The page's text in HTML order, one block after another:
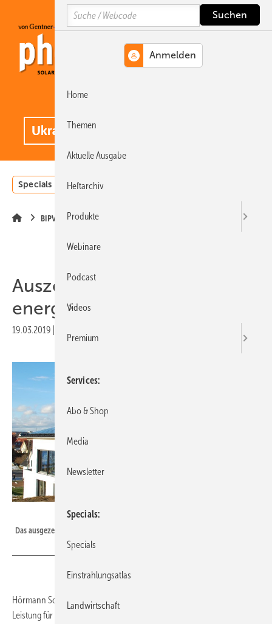
Hauptinhalt
Hauptmenü
SiteSearch
Specials Einstrahlungsatlas
BIPV
Auszeichnung für
energieautarkes Haus
19.03.2019
Das ausgezeichnete Haus in Zusmarshausen.
Hörmann Solar erhält den Bundespreis für eine besonders innovative
Leistung für das Handwerk. Der Preis zeichnet ein energieautarkes
Search
Home
Themen
Aktuelle Ausgabe
Heftarchiv
Produkte
Webinare
Podcast
Videos
Premium
Services
Abo & Shop
Media
Newsletter
Specials
Specials
Einstrahlungsatlas
Landwirtschaft